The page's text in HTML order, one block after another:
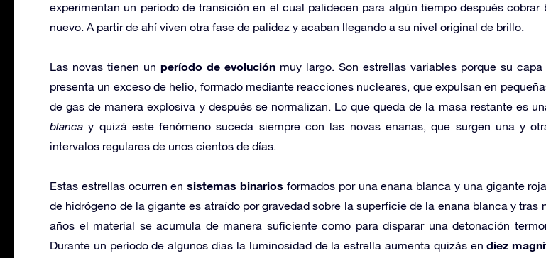
experimentan un período de transición en el cual palidecen para algún tiempo después cobrar
nuevo. A partir de ahí viven otra fase de palidez y acaban llegando a su nivel original de brillo.
Las novas tienen un período de evolución muy largo. Son estrellas variables porque su capa
presenta un exceso de helio, formado mediante reacciones nucleares, que expulsan en
de gas de manera explosiva y después se normalizan. Lo que queda de la masa restante es
blanca y quizá este fenómeno suceda siempre con las novas enanas, que surgen una y
intervalos regulares de unos cientos de días.
Estas estrellas ocurren ensistemas binarios formados por una enana blanca y una gigante
de hidrógeno de la gigante es atraído por gravedad sobre la superficie de la enana blanca y tras
años el material se acumula de manera suficiente como para disparar una detonación
Durante un período de algunos días la luminosidad de la estrella aumenta quizás endiez